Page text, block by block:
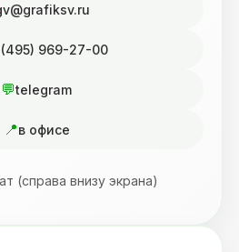
969-27-00
telegram
в офисе
(справа внизу экрана)